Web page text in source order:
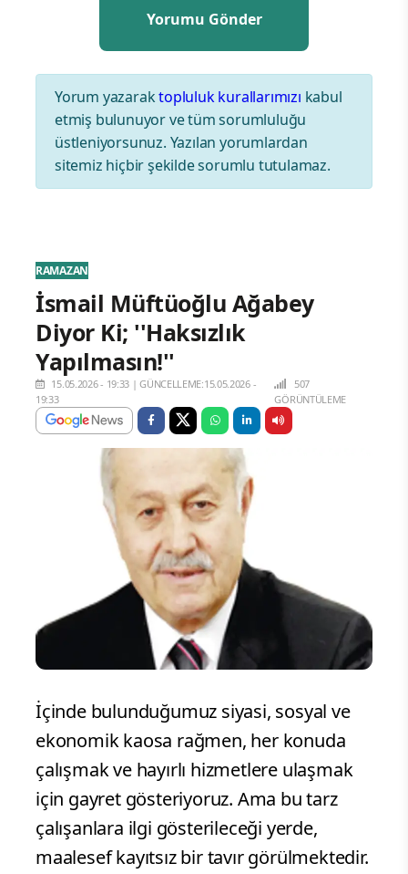
Yorum yazaraktopluluk kurallarımızı kabul
etmiş bulunuyor ve tüm sorumluluğu
üstleniyorsunuz. Yazılan yorumlardan
sitemiz hiçbir şekilde sorumlu tutulamaz.
RAMAZAN
İsmail Müftüoğlu Ağabey
Diyor Ki; ''Haksızlık
Yapılmasın!''
15.05.2026 - 19:33 |GÜNCELLEME:15.05.2026 -
19:33
507
GÖRÜNTÜLEME
İçinde bulunduğumuz siyasi, sosyal ve
ekonomik kaosa rağmen, her konuda
çalışmak ve hayırlı hizmetlere ulaşmak
için gayret gösteriyoruz. Ama bu tarz
çalışanlara ilgi gösterileceği yerde,
maalesef kayıtsız bir tavır görülmektedir.